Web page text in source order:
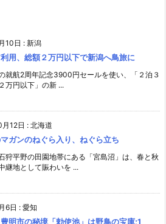
10日 : 新潟
利用、総額２万円以下で新潟へ鳥旅に
就航2周年記念3900円セールを使い、「２泊３
万円以下」の新 ...
12日 : 北海道
ガンのねぐら入り、ねぐら立ち
狩平野の田園地帯にある「宮島沼」は、春と秋
継地として賑わいを ...
6日 : 愛知
明市の秘境「勅使池」は野鳥の宝庫;1